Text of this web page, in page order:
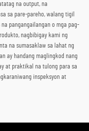
na output, na
sa pare-pareho, walang tigil
pangangailangan o mga pag-
nagbibigay kami ng
na sumasaklaw sa lahat ng
ay handang maglingkod nang
at praktikal na tulong para sa
inspeksyon at